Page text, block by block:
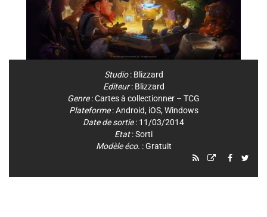
Studio: Blizzard
Editeur: Blizzard
Genre:Cartes à collectionner – TCG
Plateforme:Android, iOS, Windows
Date de sortie: 11/03/2014
Etat: Sorti
Modèle éco. : Gratuit